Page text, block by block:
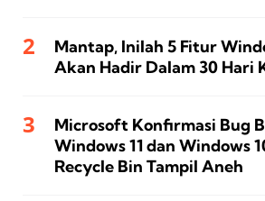
Mantap, Inilah 5 Fitur
Akan Hadir Dalam 30 Hari
Microsoft Konfirmasi Bug
Windows 11 dan Windows
Recycle Bin Tampil Aneh